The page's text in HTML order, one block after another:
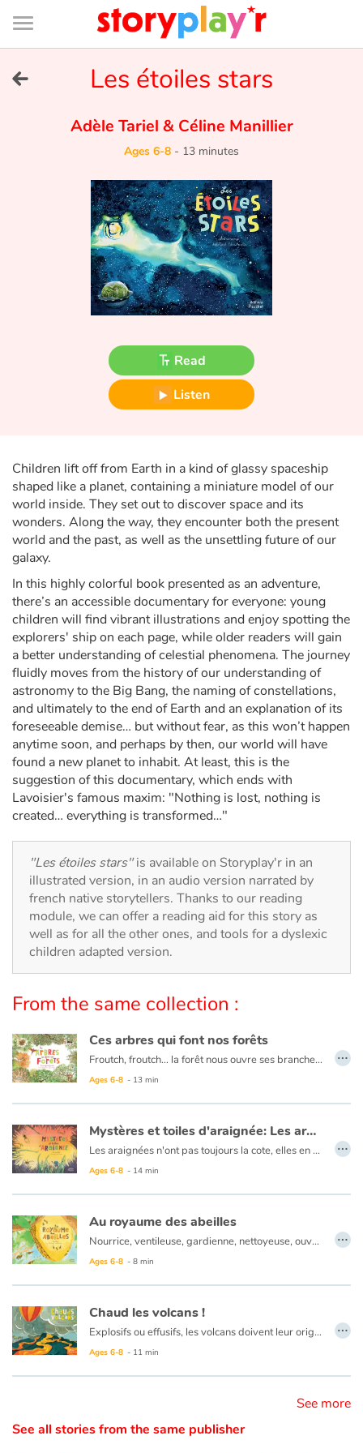
Connexion
Bibliothèque
de
page
Fable, myth, literature and poetry
Princesses and princes, kings, queens and dragons
Heroines and Heroes
Ecology, nature, seasons
Travel, epic, investigation, adventure
Around the world
Learning
Arts, space, activities
Documentaries
With the family
At school
Festivals and events
Love and friendship
Social issues
Emotions and feelings
Formats and illustrations
Catalogue anglais
Contraste +
Help
Family
Schools
Videos & Tutorials
Les étoiles stars
Adèle Tariel &Céline Manillier
Ages 6-8 - 13 minutes
Read
Listen
Children lift off from Earth in a kind of glassy spaceship
shaped like a planet, containing a miniature model of our
world inside. They set out to discover space and its
wonders. Along the way, they encounter both the present
world and the past, as well as the unsettling future of our
galaxy.
In this highly colorful book presented as an adventure,
there’s an accessible documentary for everyone: young
children will find vibrant illustrations and enjoy spotting the
explorers' ship on each page, while older readers will gain
a better understanding of celestial phenomena. The journey
fluidly moves from the history of our understanding of
astronomy to the Big Bang, the naming of constellations,
and ultimately to the end of Earth and an explanation of its
foreseeable demise… but without fear, as this won’t happen
anytime soon, and perhaps by then, our world will have
found a new planet to inhabit. At least, this is the
suggestion of this documentary, which ends with
Lavoisier's famous maxim: "Nothing is lost, nothing is
created… everything is transformed…"
"Les étoiles stars"is available on Storyplay'r in an
illustrated version, in an audio version narrated by
french native storytellers. Thanks to our reading
module, we can offer a reading aid for this story as
well as for all the other ones, and tools for a dyslexic
children adapted version.
From the same collection :
Ces arbres qui font nos forêts
Froutch, froutch… la forêt nous ouvre ses branches ! Comme au cours d'une promenade, cet album invite à prendre son temps, à observer tout ce qui se passe autour de nous. Dans la forêt, qu'elle soit tropicale, humide ou encore tempérée, la vie fourmille : il y a tant à découvrir !
Ages 6-8 - 13 min
…
Mystères et toiles d'araignée: Les aranéides
Les araignées n'ont pas toujours la cote, elles en effraient plus d'un ! Et pourtant, on a beaucoup à apprendre de ces tisserandes de génie… Bien que les araignées sont dotées de huit pattes, on les prend souvent pour des insectes. Erreur ! Elles font partie de la famille des arachnides, aux côtés des scorpions et des acariens. Aujourd'hui, on compte près 50 000 espèces d'araignées dans le monde
Ages 6-8 - 14 min
…
Au royaume des abeilles
Nourrice, ventileuse, gardienne, nettoyeuse, ouvrière, maçonne, butineuse... les abeilles ont bien des métiers au cours de leur vie, et toutes participent à la vie de la ruche aux côtés de la reine. Toutes ? Pas vraiment, car sur les plus de 20 000 espèces d'abeilles à travers le monde, seulement 8 ou 10 fabriquent du miel, et les autres vivent en solitaire !
Ages 6-8 - 8 min
…
Chaud les volcans !
Explosifs ou effusifs, les volcans doivent leur origine aux mouvements de l'écorce terrestre.
Ages 6-8 - 11 min
…
See more
See all stories from the same publisher